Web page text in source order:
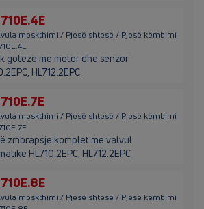
moskthimi / Pjesë shtesë / Pjesë këmbimi
gotëze me motor dhe senzor
HL712.2EPC
moskthimi / Pjesë shtesë / Pjesë këmbimi
zmbrapsje komplet me valvul
HL710.2EPC, HL712.2EPC
moskthimi / Pjesë shtesë / Pjesë këmbimi